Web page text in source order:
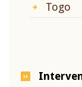
Togo